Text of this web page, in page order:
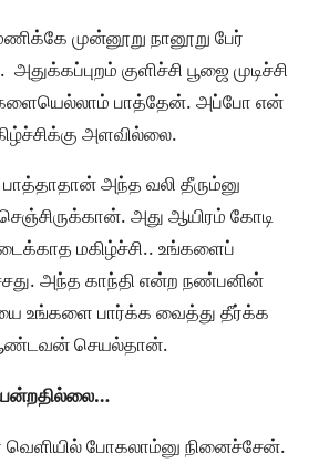
முன்னூறு நானூறு பேர்
குளிச்சி பூஜை முடிச்சி
பாத்தேன். அப்போ என்
அளவில்லை.
அந்த வலி தீரும்னு
அது ஆயிரம் கோடி
மகிழ்ச்சி.. உங்களைப்
அந்த காந்தி என்ற நண்பனின்
உங்களை பார்க்க வைத்து தீர்க்க
ஆண்டவன் செயல்தான்.
போகலாம்னு நினைச்சேன்.